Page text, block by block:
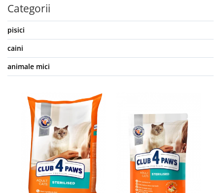
Categorii
pisici
caini
animale mici